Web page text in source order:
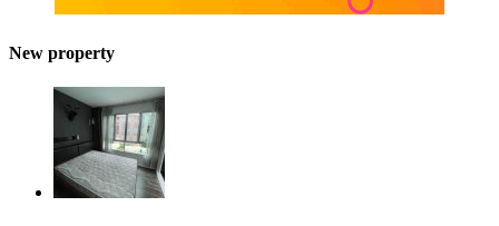
New property